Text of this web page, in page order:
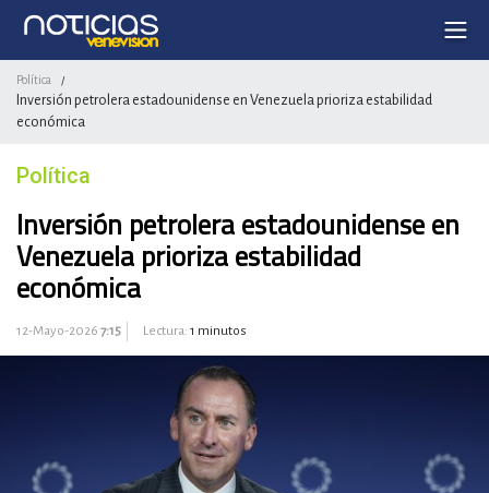
Política /
Inversión petrolera estadounidense en Venezuela prioriza estabilidad
económica
Política
Inversión petrolera estadounidense en
Venezuela prioriza estabilidad
económica
12-Mayo-2026 7:15 Lectura: 1 minutos